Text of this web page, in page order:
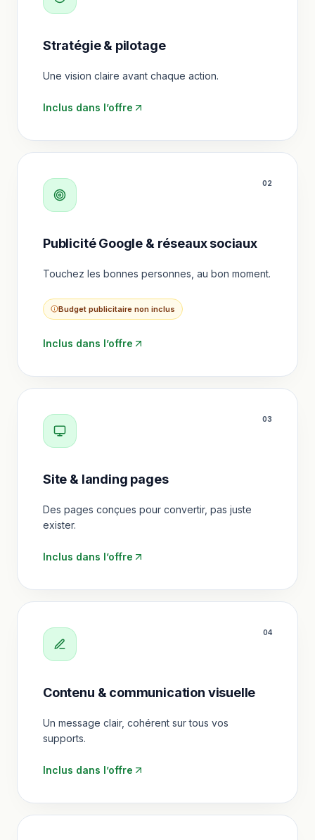
Stratégie & pilotage
Une vision claire avant chaque action.
Inclus dans l’offre
02
Publicité Google & réseaux sociaux
Touchez les bonnes personnes, au bon moment.
Budget publicitaire non inclus
Inclus dans l’offre
03
Site & landing pages
Des pages conçues pour convertir, pas juste
exister.
Inclus dans l’offre
04
Contenu & communication visuelle
Un message clair, cohérent sur tous vos
supports.
Inclus dans l’offre